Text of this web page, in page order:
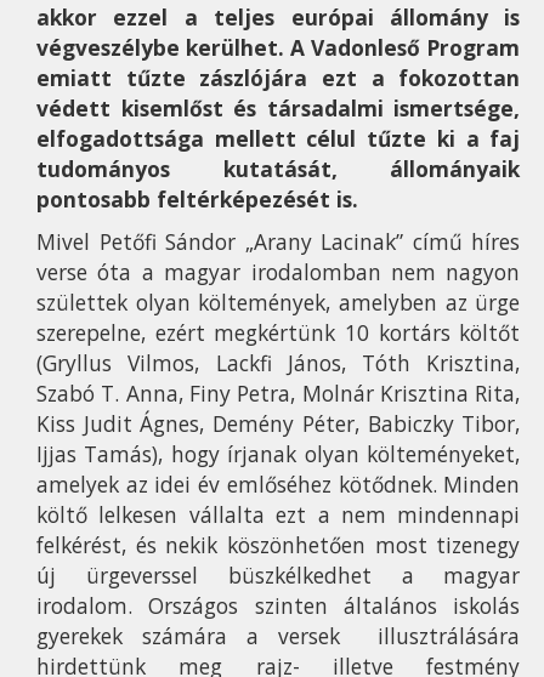
akkor ezzel a teljes európai állomány is
végveszélybe kerülhet. A Vadonleső Program
emiatt tűzte zászlójára ezt a fokozottan
védett kisemlőst és társadalmi ismertsége,
elfogadottsága mellett célul tűzte ki a faj
tudományos kutatását, állományaik
pontosabb feltérképezését is.
Mivel Petőfi Sándor „Arany Lacinak” című híres
verse óta a magyar irodalomban nem nagyon
születtek olyan költemények, amelyben az ürge
szerepelne, ezért megkértünk 10 kortárs költőt
(Gryllus Vilmos, Lackfi János, Tóth Krisztina,
Szabó T. Anna, Finy Petra, Molnár Krisztina Rita,
Kiss Judit Ágnes, Demény Péter, Babiczky Tibor,
Ijjas Tamás), hogy írjanak olyan költeményeket,
amelyek az idei év emlőséhez kötődnek. Minden
költő lelkesen vállalta ezt a nem mindennapi
felkérést, és nekik köszönhetően most tizenegy
új ürgeverssel büszkélkedhet a magyar
irodalom. Országos szinten általános iskolás
gyerekek számára a versek
illusztrálására
hirdettünk meg rajz- illetve festmény